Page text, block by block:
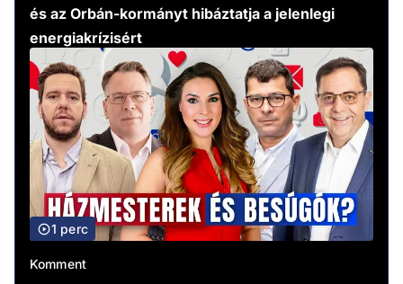
és az Orbán-kormányt hibáztatja a jelenlegi
energiakrízisért
1 perc
Komment